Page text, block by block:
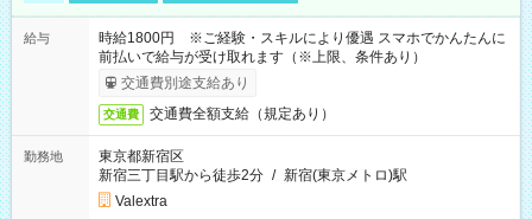
給与
時給1800円 ※ご経験・スキルにより優遇 スマホでかんたんに
前払いで給与が受け取れます（※上限、条件あり）
交通費別途支給あり
交通費 交通費全額支給（規定あり）
勤務地
東京都新宿区
新宿三丁目駅から徒歩2分 / 新宿(東京メトロ)駅
Valextra